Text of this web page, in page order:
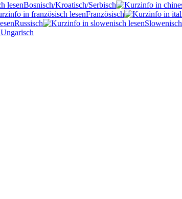
Bosnisch/Kroatisch/Serbisch
Französisch
Russisch
Slowenisch
Ungarisch